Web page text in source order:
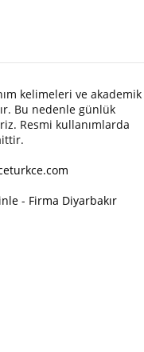
kelimeleri ve akademik
Bu nedenle günlük
Resmi kullanımlarda
- Firma Diyarbakır